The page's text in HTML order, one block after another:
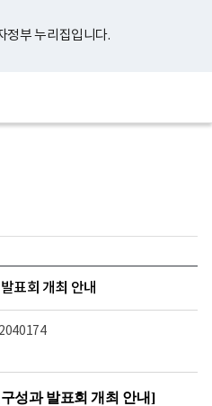
정부 누리집입니다.
검
표회 개최 안내
성과 발표회 개최 안내]